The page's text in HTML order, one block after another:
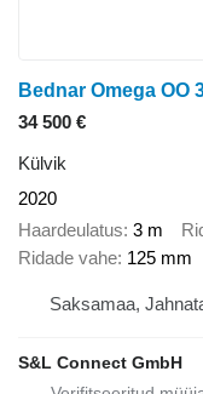
Bednar Omega OO
34 500 €
Külvik
2020
Haardeulatus 3 m
Ridade vahe 125 mm
Saksamaa,
S&L Connect GmbH